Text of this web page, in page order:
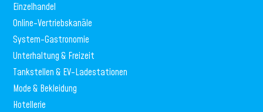
Einzelhandel
Online-Vertriebskanäle
System-Gastronomie
Unterhaltung & Freizeit
Tankstellen & EV-Ladestationen
Mode & Bekleidung
Hotellerie